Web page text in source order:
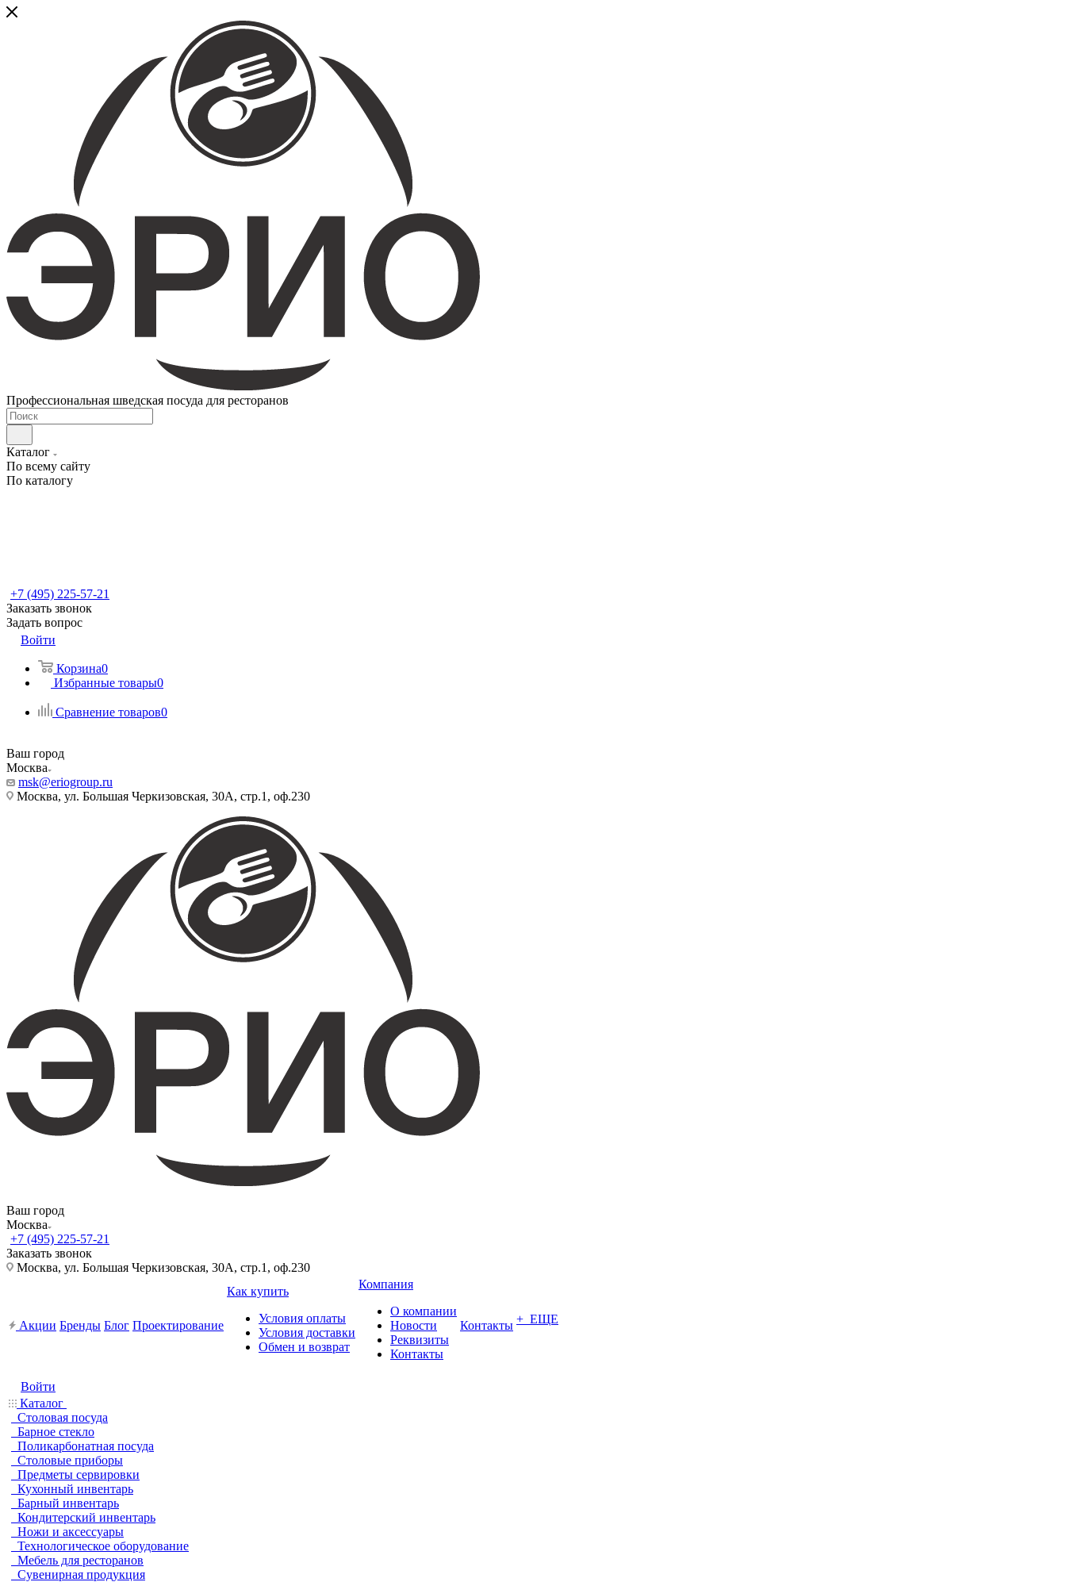
Профессиональная шведская посуда для ресторанов
Каталог
По всему сайту
По каталогу
+7 (495) 225-57-21
Заказать звонок
Задать вопрос
Войти
Корзина0
Избранные товары0
Сравнение товаров0
Ваш город
Москва
msk@eriogroup.ru
Москва, ул. Большая Черкизовская, 30А, стр.1, оф.230
Ваш город
Москва
+7 (495) 225-57-21
Заказать звонок
Москва, ул. Большая Черкизовская, 30А, стр.1, оф.230
Акции Бренды Блог Проектирование
Как купить
Условия оплаты
Условия доставки
Обмен и возврат
Компания
О компании
Новости
Реквизиты
Контакты
Контакты + ЕЩЕ
Войти
Каталог
Столовая посуда
Барное стекло
Поликарбонатная посуда
Столовые приборы
Предметы сервировки
Кухонный инвентарь
Барный инвентарь
Кондитерский инвентарь
Ножи и аксессуары
Технологическое оборудование
Мебель для ресторанов
Сувенирная продукция